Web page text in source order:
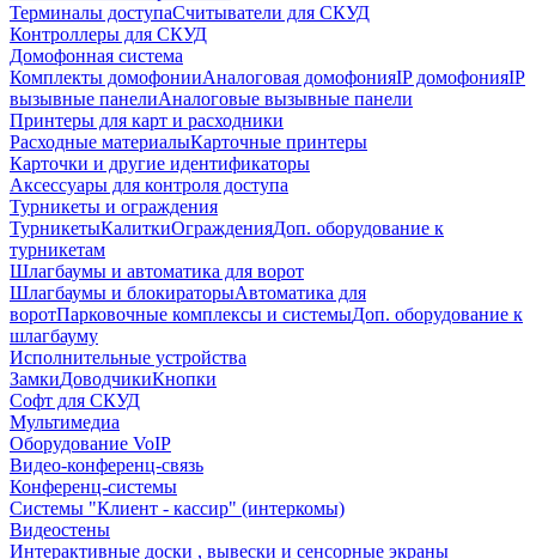
Терминалы доступаСчитыватели для СКУД
Контроллеры для СКУД
Домофонная система
Комплекты домофонииАналоговая домофонияIP домофонияIP
вызывные панелиАналоговые вызывные панели
Принтеры для карт и расходники
Расходные материалыКарточные принтеры
Карточки и другие идентификаторы
Аксессуары для контроля доступа
Турникеты и ограждения
ТурникетыКалиткиОгражденияДоп. оборудование к
турникетам
Шлагбаумы и автоматика для ворот
Шлагбаумы и блокираторыАвтоматика для
воротПарковочные комплексы и системыДоп. оборудование к
шлагбауму
Исполнительные устройства
ЗамкиДоводчикиКнопки
Софт для СКУД
Мультимедиа
Оборудование VoIP
Видео-конференц-связь
Конференц-системы
Системы "Клиент - кассир" (интеркомы)
Видеостены
Интерактивные доски , вывески и сенсорные экраны